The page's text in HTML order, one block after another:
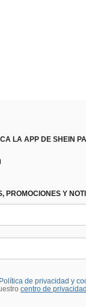
LA APP DE SHEIN
PROMOCIONES Y
Política de privacidad y
centro de privacidad